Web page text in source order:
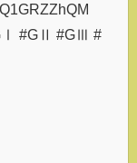
#GⅡ #GⅢ #